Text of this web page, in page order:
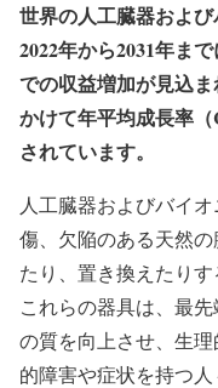
世界の人工臓器および
2022年から2031年ま
での収益増加が見込
かけて年平均成長率
されています。
人工臓器およびバイ
傷、欠陥のある天然
たり、置き換えたりす
これらの器具は、最
の質を向上させ、生
的障害や症状を持つ人